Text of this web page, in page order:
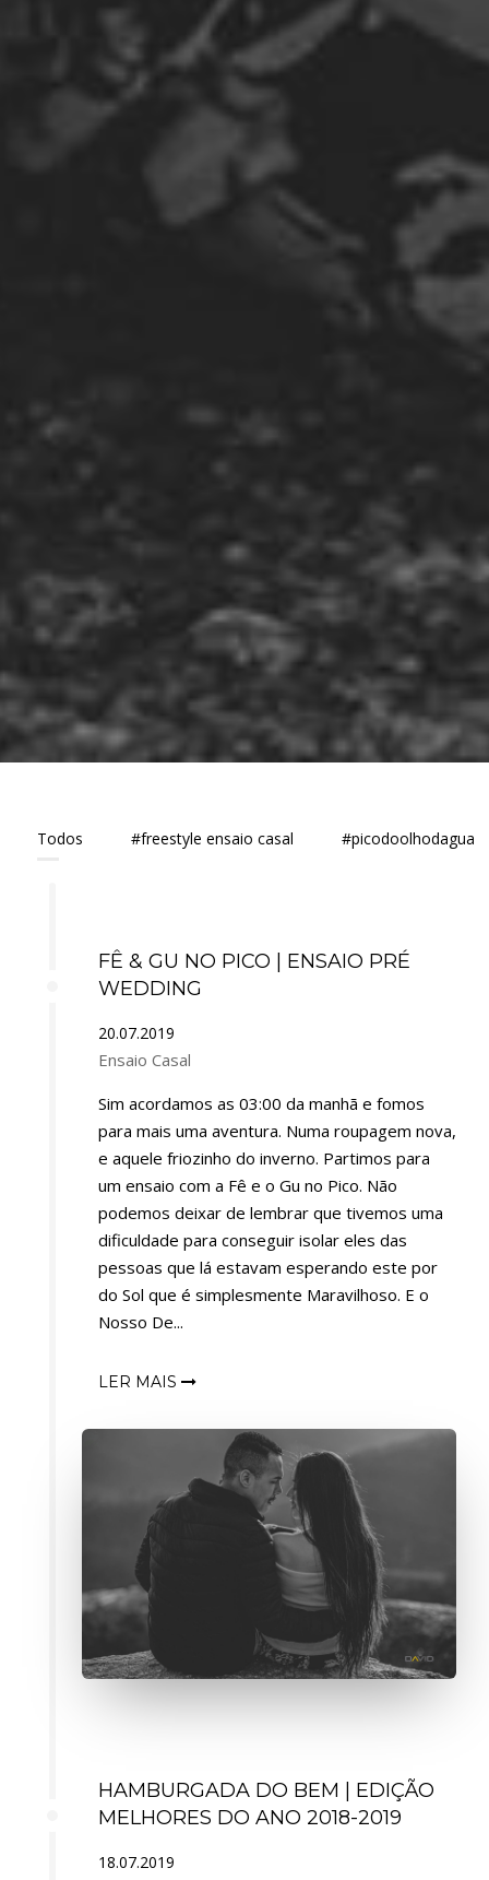
Todos #freestyle ensaio casal #picodoolhodagua
FÊ & GU NO PICO | ENSAIO PRÉ
WEDDING
20.07.2019
Ensaio Casal
Sim acordamos as 03:00 da manhã e fomos
para mais uma aventura. Numa roupagem nova,
e aquele friozinho do inverno. Partimos para
um ensaio com a Fê e o Gu no Pico. Não
podemos deixar de lembrar que tivemos uma
dificuldade para conseguir isolar eles das
pessoas que lá estavam esperando este por
do Sol que é simplesmente Maravilhoso. E o
Nosso De...
LER MAIS
HAMBURGADA DO BEM | EDIÇÃO
MELHORES DO ANO 2018-2019
18.07.2019